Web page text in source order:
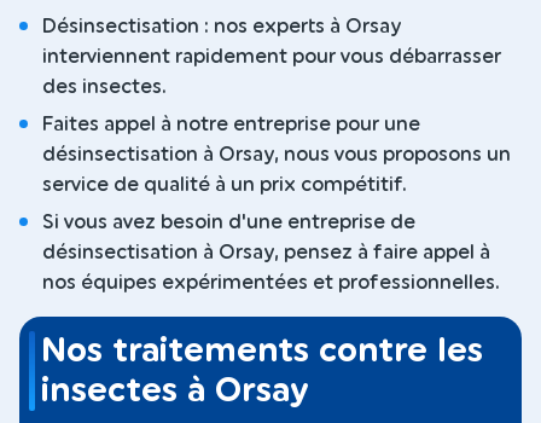
Désinsectisation : nos experts à Orsay
interviennent rapidement pour vous débarrasser
des insectes.
Faites appel à notre entreprise pour une
désinsectisation à Orsay, nous vous proposons un
service de qualité à un prix compétitif.
Si vous avez besoin d'une entreprise de
désinsectisation à Orsay, pensez à faire appel à
nos équipes expérimentées et professionnelles.
Nos traitements contre les
insectes à Orsay